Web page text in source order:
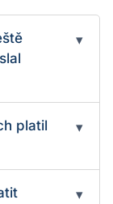
▾
platil
▾
▾